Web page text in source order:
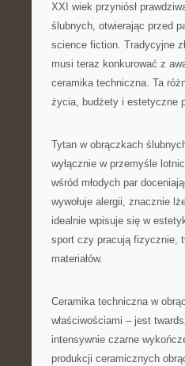
XXI wiek przyniósł
ślubnych, otwierając przed
science fiction. Tradycyjne
musi teraz konkurować z
ceramika techniczna. Ta
życia, budżety i estetyczne
Tytan w obrączkach
wyłącznie w przemyśle
wśród młodych par
wywołuje alergii, znacznie
idealnie wpisuje się w
sport czy pracują fizycznie,
materiałów.
Ceramika techniczna w
właściwościami – jest
intensywnie czarne
produkcji ceramicznych